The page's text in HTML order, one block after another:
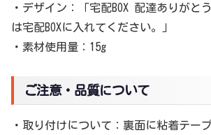
・デザイン：「宅配BOX 配達ありがと
は宅配BOXに入れてください。」
・素材使用量：15g
ご注意・品質について
・取り付けについて：裏面に粘着テー